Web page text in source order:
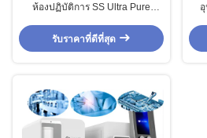
ห้องปฏิบัติการ SS Ultra Pure
การกรองน้ํา อุปกรณ์น้ํา Ultrapure
รับราคาที่ดีที่สุด